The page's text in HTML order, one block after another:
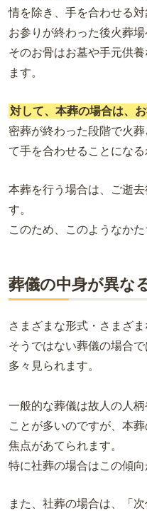
情を除き、手を合わせる
お参りが終わった後火葬
そのお骨はお墓や手元供
ます。
対して、本葬の場合は、
密葬が終わった段階で火
て手を合わせることになる
本葬を行う場合は、ご逝
す。
このため、このようなか
葬儀の中身が異な
さまざまな形式・さまざ
そうではない葬儀の場合
多々見られます。
一般的な葬儀は故人の人
ことが多いのですが、本
焦点があてられます。
特に社葬の場合はこの傾向
また、社葬の場合は、「